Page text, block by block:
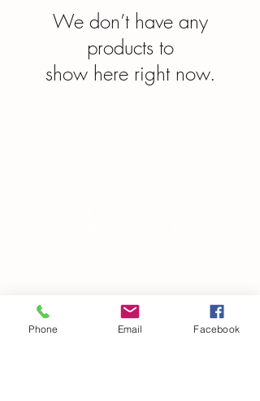
We don’t have any
products to
show here right now.
Phone Email Facebook